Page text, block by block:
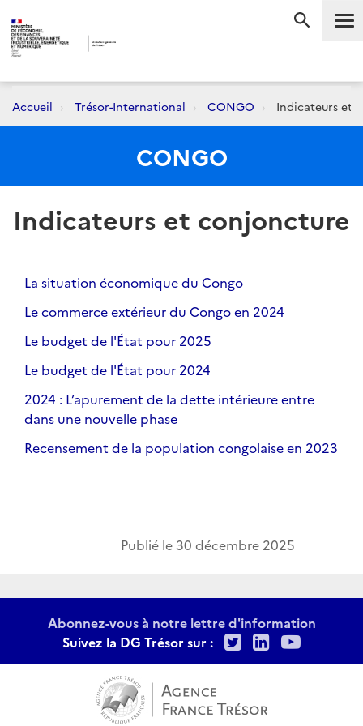
Accueil Trésor-International CONGO Indicateurs et
CONGO
Indicateurs et conjoncture
La situation économique du Congo
Le commerce extérieur du Congo en 2024
Le budget de l'État pour 2025
Le budget de l'État pour 2024
2024 : L’apurement de la dette intérieure entre
dans une nouvelle phase
Recensement de la population congolaise en 2023
Publié le 30 décembre 2025
Abonnez-vous à notre lettre d'information
Suivez la DG Trésor sur :
TwitterLinkedIn